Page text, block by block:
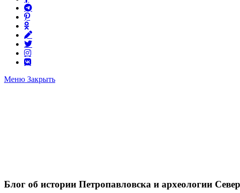
Меню Закрыть
Блог об истории Петропавловска и археологии